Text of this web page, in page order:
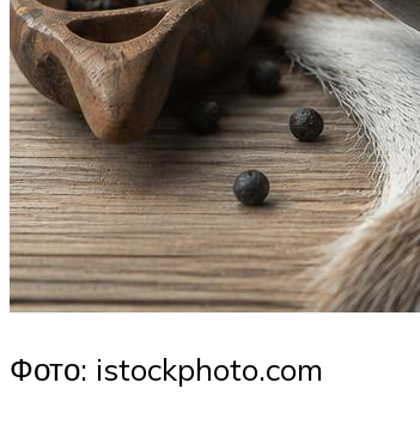
Фото: istockphoto.com